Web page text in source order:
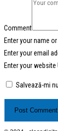
Comment
Enter your name
Enter your email
Enter your website
Salvează-mi